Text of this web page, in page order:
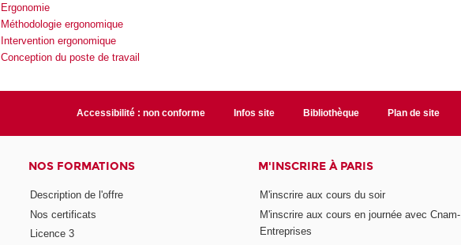
Ergonomie
Méthodologie ergonomique
Intervention ergonomique
Conception du poste de travail
Accessibilité : non conforme Infos site Bibliothèque Plan de site
NOS FORMATIONS
Description de l'offre
Nos certificats
Licence 3
M'INSCRIRE À PARIS
M'inscrire aux cours du soir
M'inscrire aux cours en journée avec Cnam-
Entreprises